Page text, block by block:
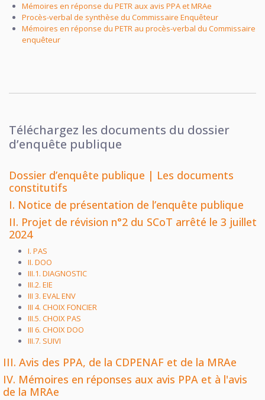
Mémoires en réponse du PETR aux avis PPA et MRAe
Procès-verbal de synthèse du Commissaire Enquêteur
Mémoires en réponse du PETR au procès-verbal du Commissaire
enquêteur
Téléchargez les documents du dossier
d’enquête publique
Dossier d’enquête publique | Les documents
constitutifs
I. Notice de présentation de l’enquête publique
II. Projet de révision n°2 du SCoT arrêté le 3 juillet
2024
I. PAS
II. DOO
III.1. DIAGNOSTIC
III.2. EIE
III 3. EVAL ENV
III 4. CHOIX FONCIER
III.5. CHOIX PAS
III 6. CHOIX DOO
III.7. SUIVI
III. Avis des PPA, de la CDPENAF et de la MRAe
IV. Mémoires en réponses aux avis PPA et à l'avis
de la MRAe